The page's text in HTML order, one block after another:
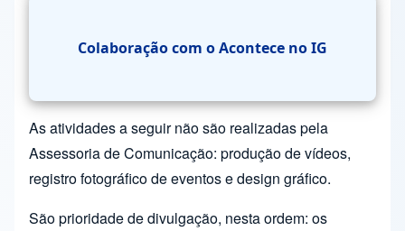
Colaboração com o Acontece no IG
As atividades a seguir não são realizadas pela
Assessoria de Comunicação: produção de vídeos,
registro fotográfico de eventos e design gráfico.
São prioridade de divulgação, nesta ordem: os